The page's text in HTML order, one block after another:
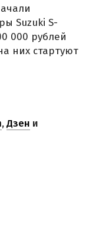
Suzuki S-
000 рублей
них стартуют
,Дзен и